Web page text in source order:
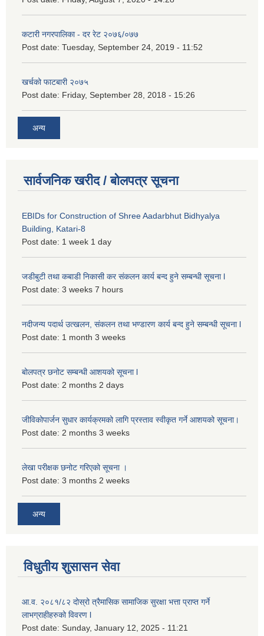
कटारी नगरपालिका - दर रेट २०७६/०७७
Post date: Tuesday, September 24, 2019 - 11:52
खर्चको फाटबारी २०७५
Post date: Friday, September 28, 2018 - 15:26
अन्य
सार्वजनिक खरीद / बोलपत्र सूचना
EBIDs for Construction of Shree Aadarbhut Bidhyalya
Building, Katari-8
Post date: 1 week 1 day
जडीबुटी तथा कबाडी निकासी कर संकलन कार्य बन्द हुने सम्बन्धी सूचना l
Post date: 3 weeks 7 hours
नदीजन्य पदार्थ उत्खलन, संकलन तथा भण्डारण कार्य बन्द हुने सम्बन्धी सूचना l
Post date: 1 month 3 weeks
बोलपत्र छनोट सम्बन्धी आशयको सूचना l
Post date: 2 months 2 days
जीविकोपार्जन सुधार कार्यक्रमको लागि प्रस्ताव स्वीकृत गर्ने आशयको सूचना।
Post date: 2 months 3 weeks
लेखा परीक्षक छनोट गरिएको सूचना ।
Post date: 3 months 2 weeks
अन्य
विधुतीय शुसासन सेवा
आ.व. २०८१/८२ दोस्रो त्रैमासिक सामाजिक सुरक्षा भत्ता प्राप्त गर्ने
लाभग्राहीहरुको विवरण l
Post date: Sunday, January 12, 2025 - 11:21